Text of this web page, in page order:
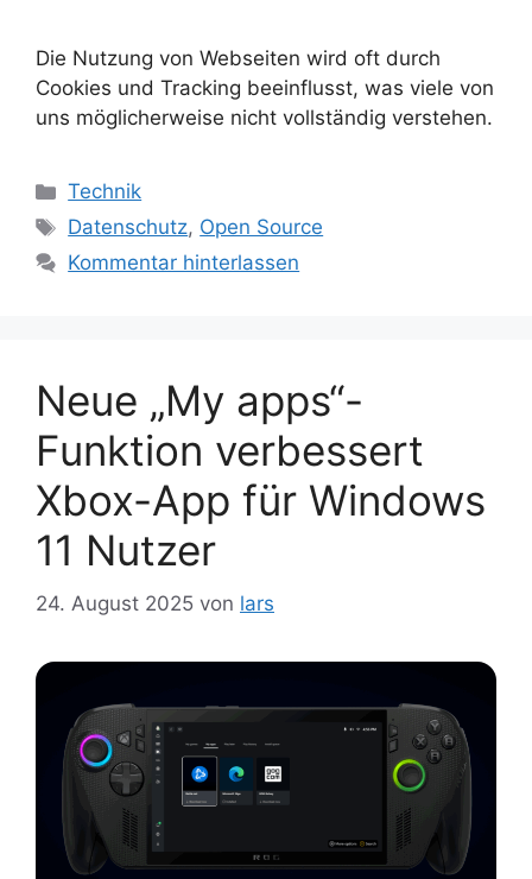
Die Nutzung von Webseiten wird oft durch
Cookies und Tracking beeinflusst, was viele von
uns möglicherweise nicht vollständig verstehen.
Kategorien
Technik
Schlagwörter
Datenschutz, Open Source
Kommentar hinterlassen
Neue „My apps“-
Funktion verbessert
Xbox-App für Windows
11 Nutzer
24. August 2025 von lars